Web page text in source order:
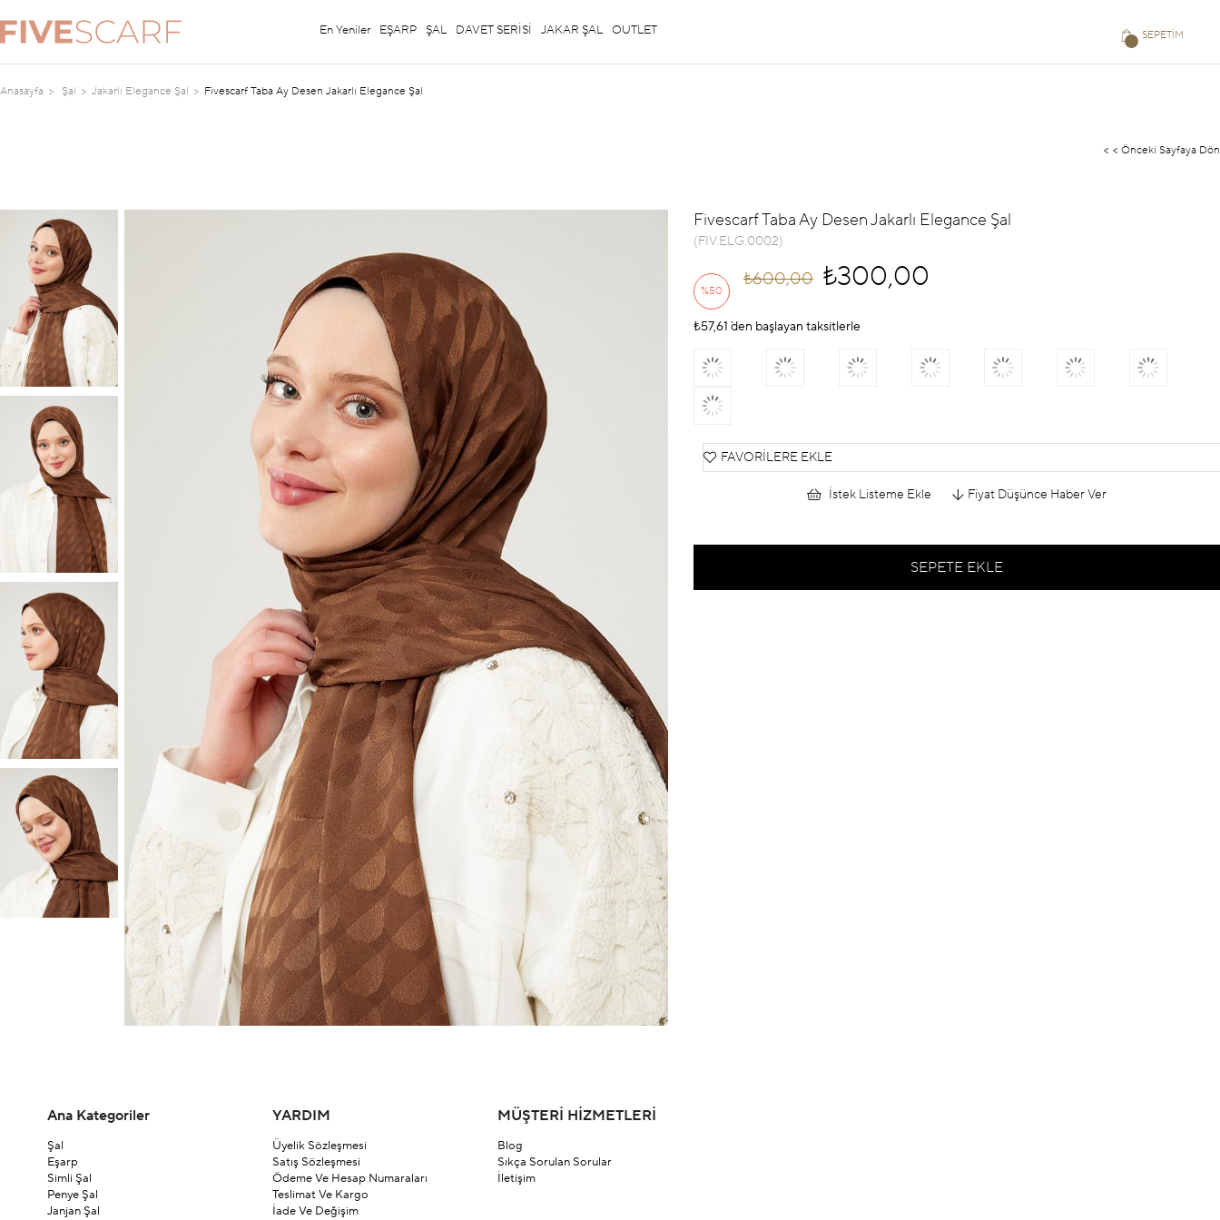
SEPETIM
En Yeniler EŞARP ŞAL DAVET SERİSİ JAKAR ŞAL OUTLET
Anasayfa Şal Jakarlı Elegance Şal Fivescarf Taba Ay Desen Jakarlı Elegance Şal
< < Önceki Sayfaya Dön
Fivescarf Taba Ay Desen Jakarlı Elegance Şal
(FIV.ELG.0002)
%50
İndirim
₺600,00 ₺300,00
₺57,61 `den başlayan taksitlerle
FAVORILERE EKLE
İstek Listeme Ekle Fiyat Düşünce Haber Ver
Ana Kategoriler
Şal
Eşarp
Simli Şal
Penye Şal
Janjan Şal
YARDIM
Üyelik Sözleşmesi
Satış Sözleşmesi
Ödeme Ve Hesap Numaraları
Teslimat Ve Kargo
İade Ve Değişim
MÜŞTERİ HİZMETLERİ
Blog
Sıkça Sorulan Sorular
İletişim